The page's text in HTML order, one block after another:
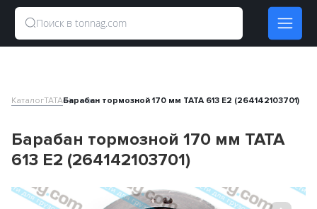
КаталогTATAБарабан тормозной 170 мм TATA 613 E2 (264142103701)
Барабан тормозной 170 мм TATA
613 E2 (264142103701)